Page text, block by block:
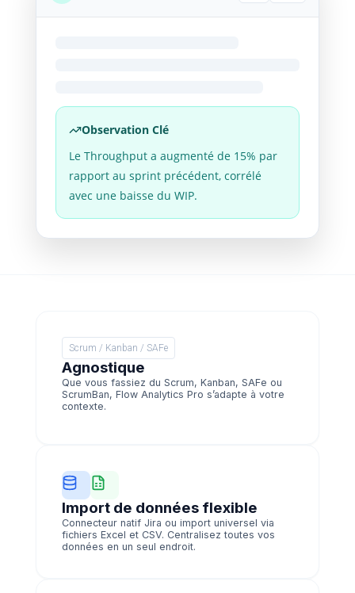
Observation Clé
Le Throughput a augmenté de 15% par
rapport au sprint précédent, corrélé
avec une baisse du WIP.
Scrum / Kanban / SAFe
Agnostique
Que vous fassiez du Scrum, Kanban, SAFe ou
ScrumBan, Flow Analytics Pro s’adapte à votre
contexte.
Import de données flexible
Connecteur natif Jira ou import universel via
fichiers Excel et CSV. Centralisez toutes vos
données en un seul endroit.